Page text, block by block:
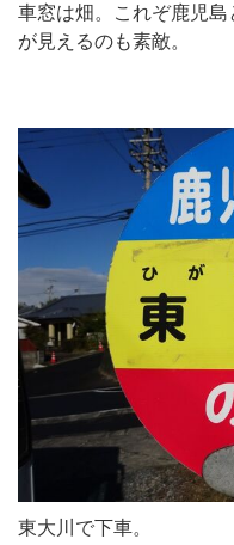
車窓は畑。これぞ鹿児
が見えるのも素敵。
東大川で下車。